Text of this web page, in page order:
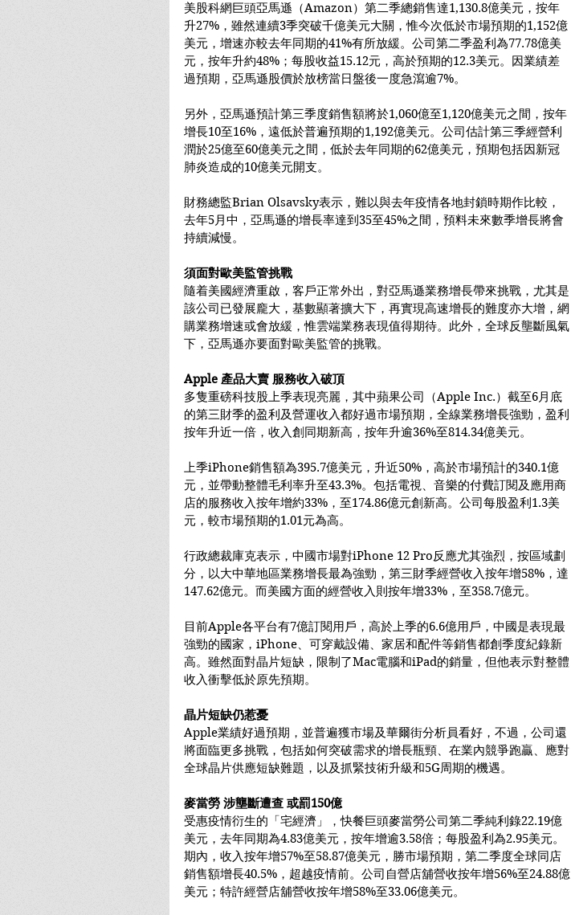
美股科網巨頭亞馬遜（Amazon）第二季總銷售達1,130.8億美元，按年
升27%，雖然連續3季突破千億美元大關，惟今次低於市場預期的1,152億
美元，增速亦較去年同期的41%有所放緩。公司第二季盈利為77.78億美
元，按年升約48%；每股收益15.12元，高於預期的12.3美元。因業績差
過預期，亞馬遜股價於放榜當日盤後一度急瀉逾7%。
另外，亞馬遜預計第三季度銷售額將於1,060億至1,120億美元之間，按年
增長10至16%，遠低於普遍預期的1,192億美元。公司估計第三季經營利
潤於25億至60億美元之間，低於去年同期的62億美元，預期包括因新冠
肺炎造成的10億美元開支。
財務總監Brian Olsavsky表示，難以與去年疫情各地封鎖時期作比較，
去年5月中，亞馬遜的增長率達到35至45%之間，預料未來數季增長將會
持續減慢。
須面對歐美監管挑戰
隨着美國經濟重啟，客戶正常外出，對亞馬遜業務增長帶來挑戰，尤其是
該公司已發展龐大，基數顯著擴大下，再實現高速增長的難度亦大增，網
購業務增速或會放緩，惟雲端業務表現值得期待。此外，全球反壟斷風氣
下，亞馬遜亦要面對歐美監管的挑戰。
Apple 產品大賣 服務收入破頂
多隻重磅科技股上季表現亮麗，其中蘋果公司（Apple Inc.）截至6月底
的第三財季的盈利及營運收入都好過市場預期，全線業務增長強勁，盈利
按年升近一倍，收入創同期新高，按年升逾36%至814.34億美元。
上季iPhone銷售額為395.7億美元，升近50%，高於市場預計的340.1億
元，並帶動整體毛利率升至43.3%。包括電視、音樂的付費訂閱及應用商
店的服務收入按年增約33%，至174.86億元創新高。公司每股盈利1.3美
元，較市場預期的1.01元為高。
行政總裁庫克表示，中國市場對iPhone 12 Pro反應尤其強烈，按區域劃
分，以大中華地區業務增長最為強勁，第三財季經營收入按年增58%，達
147.62億元。而美國方面的經營收入則按年增33%，至358.7億元。
目前Apple各平台有7億訂閱用戶，高於上季的6.6億用戶，中國是表現最
強勁的國家，iPhone、可穿戴設備、家居和配件等銷售都創季度紀錄新
高。雖然面對晶片短缺，限制了Mac電腦和iPad的銷量，但他表示對整體
收入衝擊低於原先預期。
晶片短缺仍惹憂
Apple業績好過預期，並普遍獲市場及華爾街分析員看好，不過，公司還
將面臨更多挑戰，包括如何突破需求的增長瓶頸、在業內競爭跑贏、應對
全球晶片供應短缺難題，以及抓緊技術升級和5G周期的機遇。
麥當勞 涉壟斷遭查 或罰150億
受惠疫情衍生的「宅經濟」，快餐巨頭麥當勞公司第二季純利錄22.19億
美元，去年同期為4.83億美元，按年增逾3.58倍；每股盈利為2.95美元。
期內，收入按年增57%至58.87億美元，勝市場預期，第二季度全球同店
銷售額增長40.5%，超越疫情前。公司自營店舖營收按年增56%至24.88億
美元；特許經營店舖營收按年增58%至33.06億美元。